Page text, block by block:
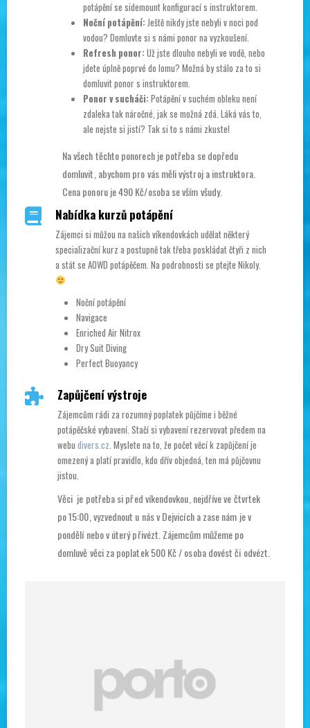
potápění se sidemount konfigurací s instruktorem.
Noční potápění: Ještě nikdy jste nebyli v noci pod
vodou? Domluvte si s námi ponor na vyzkoušení.
Refresh ponor: Už jste dlouho nebyli ve vodě, nebo
jdete úplně poprvé do lomu? Možná by stálo za to si
domluvit ponor s instruktorem.
Ponor v sucháči: Potápění v suchém obleku není
zdaleka tak náročné, jak se možná zdá. Láká vás to,
ale nejste si jistí? Tak si to s námi zkuste!
Na všech těchto ponorech je potřeba se dopředu
domluvit, abychom pro vás měli výstroj a instruktora.
Cena ponoru je 490 Kč/osoba se vším všudy.
Nabídka kurzů potápění
Zájemci si můžou na našich víkendovkách udělat některý
specializační kurz a postupně tak třeba poskládat čtyři z nich
a stát se AOWD potápěčem. Na podrobnosti se ptejte Nikoly.
Noční potápění
Navigace
Enriched Air Nitrox
Dry Suit Diving
Perfect Buoyancy
Zapůjčení výstroje
Zájemcům rádi za rozumný poplatek půjčíme i běžné
potápěčské vybavení. Stačí si vybavení rezervovat předem na
webu divers.cz. Myslete na to, že počet věcí k zapůjčení je
omezený a platí pravidlo, kdo dřív objedná, ten má půjčovnu
jistou.
Věci je potřeba si před víkendovkou, nejdříve ve čtvrtek
po 15:00, vyzvednout u nás v Dejvicích a zase nám je v
pondělí nebo v úterý přivézt. Zájemcům můžeme po
domluvě věci za poplatek 500 Kč / osoba dovést či odvézt.